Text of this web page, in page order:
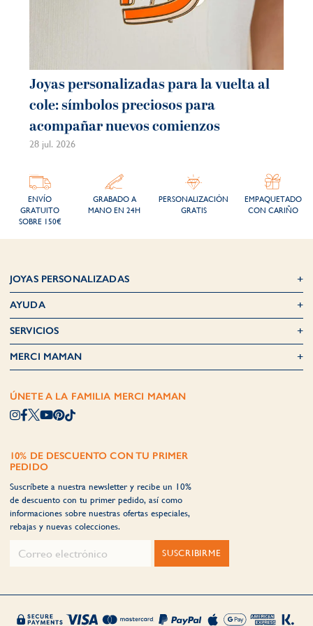
Joyas personalizadas para la vuelta al
cole: símbolos preciosos para
acompañar nuevos comienzos
28 jul. 2026
ENVÍO
GRATUITO
SOBRE 150€
GRABADO A
MANO EN 24H
PERSONALIZACIÓN
GRATIS
EMPAQUETADO
CON CARIÑO
JOYAS PERSONALIZADAS
AYUDA
SERVICIOS
MERCI MAMAN
ÚNETE A LA FAMILIA MERCI MAMAN
10% DE DESCUENTO CON TU PRIMER
PEDIDO
Suscríbete a nuestra newsletter y recibe un 10%
de descuento con tu primer pedido, así como
informaciones sobre nuestras ofertas especiales,
rebajas y nuevas colecciones.
SUSCRIBIRME